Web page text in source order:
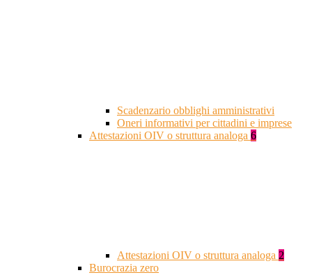
Scadenzario obblighi amministrativi
Oneri informativi per cittadini e imprese
Attestazioni OIV o struttura analoga 6
Attestazioni OIV o struttura analoga 2
Burocrazia zero